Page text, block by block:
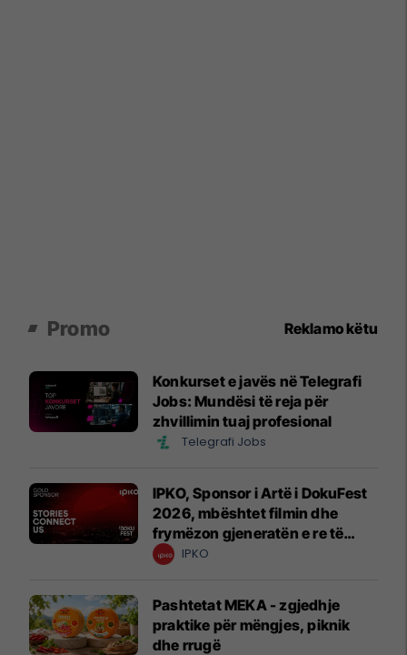
Promo Reklamo këtu
Konkurset e javës në Telegrafi
Jobs: Mundësi të reja për
zhvillimin tuaj profesional
Telegrafi Jobs
IPKO, Sponsor i Artë i DokuFest
2026, mbështet filmin dhe
frymëzon gjeneratën e re të
krijuesve
IPKO
Pashtetat MEKA - zgjedhje
praktike për mëngjes, piknik
dhe rrugë